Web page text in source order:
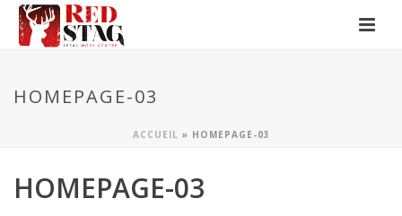
HOMEPAGE-03
ACCUEIL » HOMEPAGE-03
HOMEPAGE-03